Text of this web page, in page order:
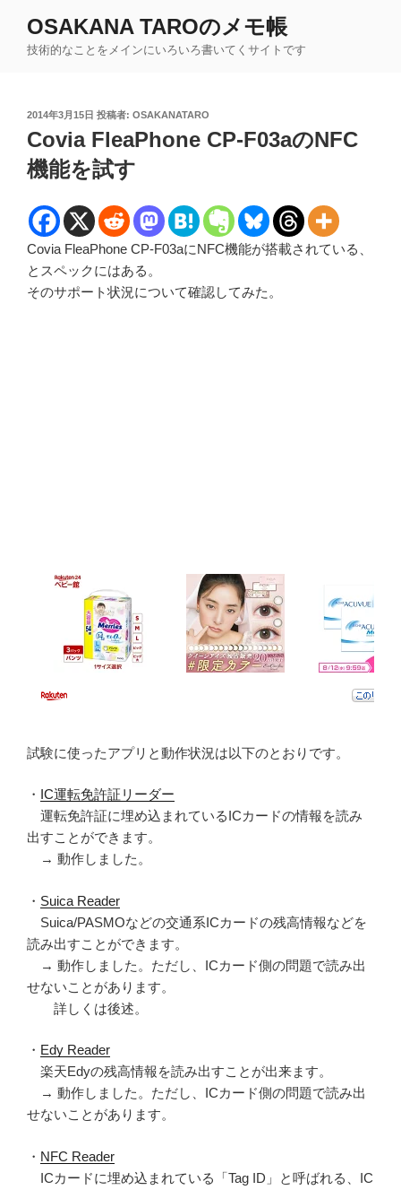
OSAKANA TAROのメモ帳
技術的なことをメインにいろいろ書いてくサイトです
投
稿
日:
2014年3月15日 投稿者: OSAKANATARO
Covia FleaPhone CP-F03aのNFC
機能を試す
Covia FleaPhone CP-F03aにNFC機能が搭載されている、
とスペックにはある。
そのサポート状況について確認してみた。
試験に使ったアプリと動作状況は以下のとおりです。
・ IC運転免許証リーダー
運転免許証に埋め込まれているICカードの情報を読み
出すことができます。
→ 動作しました。
・ Suica Reader
Suica/PASMOなどの交通系ICカードの残高情報などを
読み出すことができます。
→ 動作しました。ただし、ICカード側の問題で読み出
せないことがあります。
詳しくは後述。
・ Edy Reader
楽天Edyの残高情報を読み出すことが出来ます。
→ 動作しました。ただし、ICカード側の問題で読み出
せないことがあります。
・ NFC Reader
ICカードに埋め込まれている「Tag ID」と呼ばれる、IC